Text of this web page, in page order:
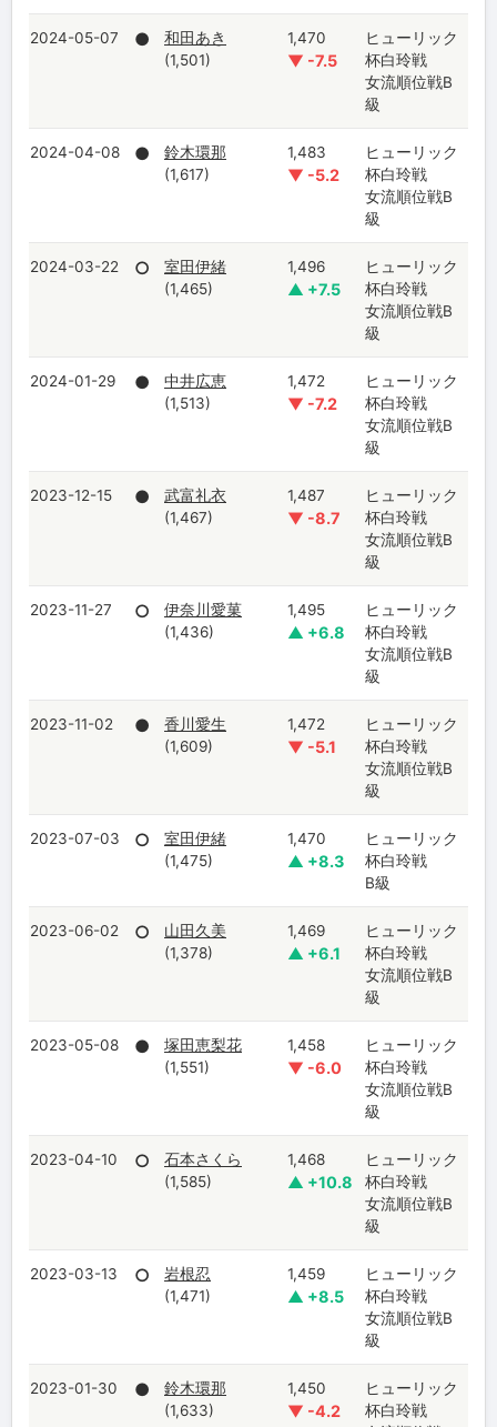
2024-05-07 ●
和田あき
(1,501)
1,470
▼ -7.5
ヒューリック
杯白玲戦
女流順位戦B
級
2024-04-08 ●
鈴木環那
(1,617)
1,483
▼ -5.2
ヒューリック
杯白玲戦
女流順位戦B
級
2024-03-22 ○
室田伊緒
(1,465)
1,496
▲ +7.5
ヒューリック
杯白玲戦
女流順位戦B
級
2024-01-29 ●
中井広恵
(1,513)
1,472
▼ -7.2
ヒューリック
杯白玲戦
女流順位戦B
級
2023-12-15 ●
武富礼衣
(1,467)
1,487
▼ -8.7
ヒューリック
杯白玲戦
女流順位戦B
級
2023-11-27 ○
伊奈川愛菓
(1,436)
1,495
▲ +6.8
ヒューリック
杯白玲戦
女流順位戦B
級
2023-11-02 ●
香川愛生
(1,609)
1,472
▼ -5.1
ヒューリック
杯白玲戦
女流順位戦B
級
2023-07-03 ○
室田伊緒
(1,475)
1,470
▲ +8.3
ヒューリック
杯白玲戦
B級
2023-06-02 ○
山田久美
(1,378)
1,469
▲ +6.1
ヒューリック
杯白玲戦
女流順位戦B
級
2023-05-08 ●
塚田恵梨花
(1,551)
1,458
▼ -6.0
ヒューリック
杯白玲戦
女流順位戦B
級
2023-04-10 ○
石本さくら
(1,585)
1,468
▲ +10.8
ヒューリック
杯白玲戦
女流順位戦B
級
2023-03-13 ○
岩根忍
(1,471)
1,459
▲ +8.5
ヒューリック
杯白玲戦
女流順位戦B
級
2023-01-30 ●
鈴木環那
(1,633)
1,450
▼ -4.2
ヒューリック
杯白玲戦